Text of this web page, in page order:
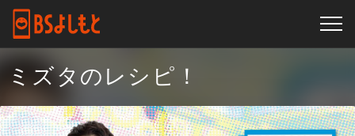
ミズタのレシピ！